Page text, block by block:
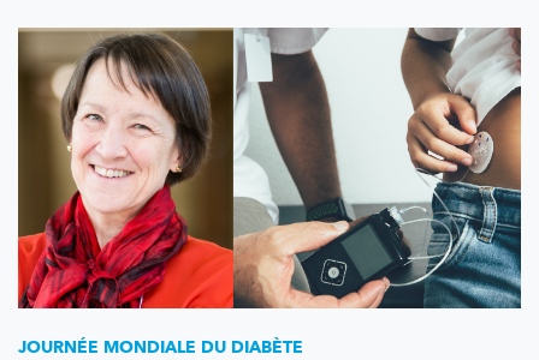
JOURNÉE MONDIALE DU DIABÈTE